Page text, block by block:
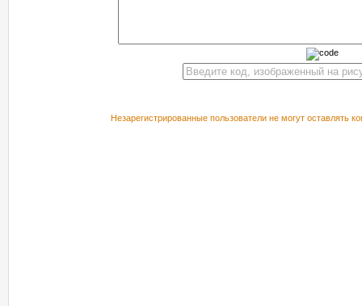
Незарегистрированные пользователи не могут оставлять